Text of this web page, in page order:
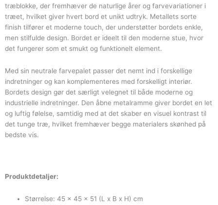
træblokke, der fremhæver de naturlige årer og farvevariationer i
træet, hvilket giver hvert bord et unikt udtryk. Metallets sorte
finish tilfører et moderne touch, der understøtter bordets enkle,
men stilfulde design. Bordet er ideelt til den moderne stue, hvor
det fungerer som et smukt og funktionelt element.
Med sin neutrale farvepalet passer det nemt ind i forskellige
indretninger og kan komplementeres med forskelligt interiør.
Bordets design gør det særligt velegnet til både moderne og
industrielle indretninger. Den åbne metalramme giver bordet en let
og luftig følelse, samtidig med at det skaber en visuel kontrast til
det tunge træ, hvilket fremhæver begge materialers skønhed på
bedste vis.
Produktdetaljer:
Størrelse: 45 x 45 x 51 (L x B x H) cm